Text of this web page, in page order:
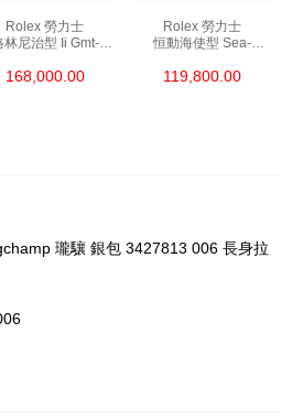
Rolex 勞力士
林尼治型 Ii Gmt-
18kt玫瑰金/鋼
168,000.00
Rolex 勞力士
恒動海使型 Sea-
精鋼 單紅
119,800.00
瓏驤 銀包 3427813 006 長身拉